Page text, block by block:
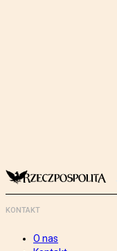
KONTAKT
O nas